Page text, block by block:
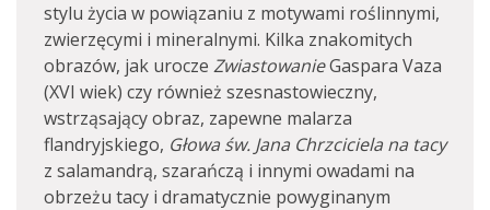
stylu życia w powiązaniu z motywami roślinnymi,
zwierzęcymi i mineralnymi. Kilka znakomitych
obrazów, jak urocze ZwiastowanieGaspara Vaza
(XVI wiek) czy również szesnastowieczny,
wstrząsający obraz, zapewne malarza
flandryjskiego, Głowa św. Jana Chrzciciela na tacy
z salamandrą, szarańczą i innymi owadami na
obrzeżu tacy i dramatycznie powyginanym